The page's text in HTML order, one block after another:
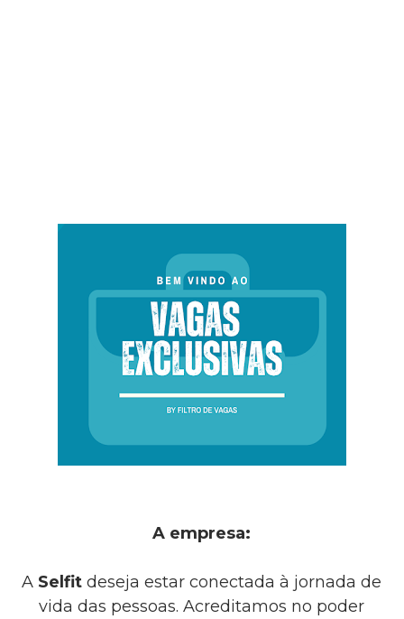
A empresa:
A Selfitdeseja estar conectada à jornada de
vida das pessoas. Acreditamos no poder